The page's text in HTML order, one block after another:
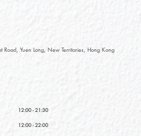
Yuen Long, New Territories, Hong Kong
12:00 - 21:30
12:00 - 22:00